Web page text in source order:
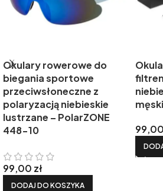
Okulary rowerowe do
biegania sportowe
przeciwsłoneczne z
polaryzacją niebieskie
lustrzane – PolarZONE
448-10
99,00 zł
DODAJ DO KOSZYKA
99,00